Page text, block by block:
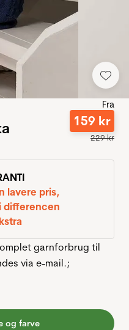
Fra
159 kr
229kr
lavere pris,
differencen
garnforbrug til
via e-mail.;
og farve